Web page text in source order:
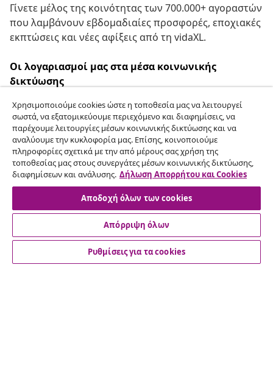
Γίνετε μέλος της κοινότητας των 700.000+ αγοραστών
που λαμβάνουν εβδομαδιαίες προσφορές, εποχιακές
εκπτώσεις και νέες αφίξεις από τη vidaXL.
Οι λογαριασμοί μας στα μέσα κοινωνικής
δικτύωσης
Υπαναχώρηση από τη σύμβαση
Υποβάλετε αίτημα υπαναχώρησης για την
παραγγελία σας.
Υπαναχώρηση από τη σύμβαση
Εξυπηρέτηση πελατών
Χρησιμοποιούμε cookies ώστε η τοποθεσία μας να λειτουργεί
σωστά, να εξατομικεύουμε περιεχόμενο και διαφημίσεις, να
παρέχουμε λειτουργίες μέσων κοινωνικής δικτύωσης και να
αναλύουμε την κυκλοφορία μας. Επίσης, κοινοποιούμε
πληροφορίες σχετικά με την από μέρους σας χρήση της
τοποθεσίας μας στους συνεργάτες μέσων κοινωνικής δικτύωσης,
διαφημίσεων και ανάλυσης. Δήλωση Απορρήτου και Cookies
Αποδοχή όλων των cookies
Απόρριψη όλων
Ρυθμίσεις για τα cookies